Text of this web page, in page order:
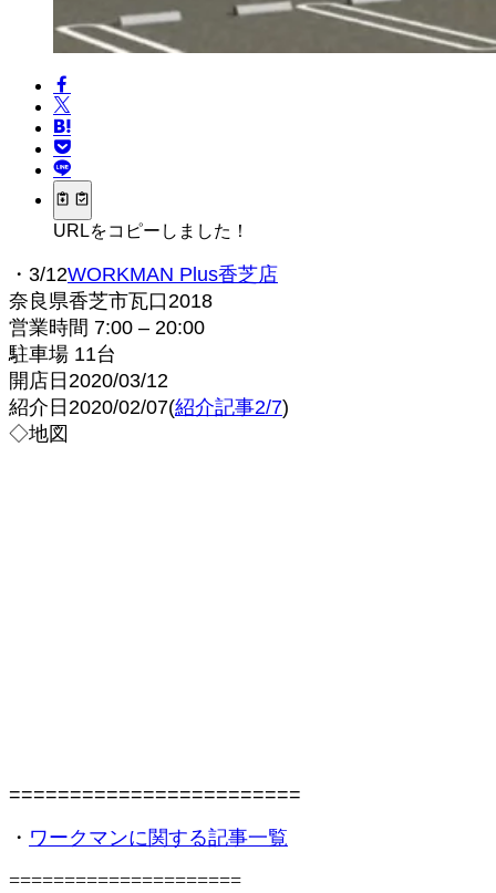
URLをコピーしました！
・3/12WORKMAN Plus香芝店
奈良県香芝市瓦口2018
営業時間 7:00 – 20:00
駐車場 11台
開店日2020/03/12
紹介日2020/02/07(紹介記事2/7)
◇地図
========================
・ ワークマンに関する記事一覧
=====================